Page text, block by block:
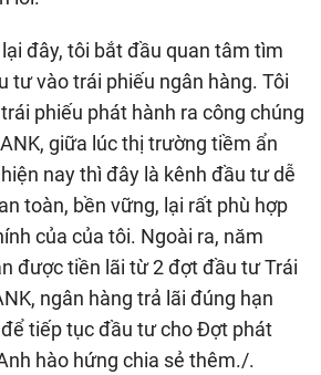
đây, tôi bắt đầu quan tâm tìm
tư vào trái phiếu ngân hàng. Tôi
phiếu phát hành ra công chúng
giữa lúc thị trường tiềm ẩn
nay thì đây là kênh đầu tư dễ
toàn, bền vững, lại rất phù hợp
của của tôi. Ngoài ra, năm
được tiền lãi từ 2 đợt đầu tư Trái
ngân hàng trả lãi đúng hạn
tiếp tục đầu tư cho Đợt phát
hào hứng chia sẻ thêm./.